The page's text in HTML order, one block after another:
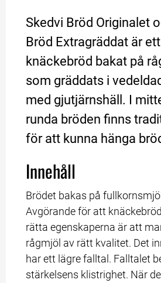
Skedvi Bröd Originalet
Bröd Extragräddat är
knäckebröd bakat på
som gräddats i
med gjutjärnshäll. I
runda bröden finns
för att kunna hänga
Innehåll
Brödet bakas på
Avgörande för att
rätta egenskaperna är att
rågmjöl av rätt kvalitet. Det
har ett lägre falltal. Falltalet
stärkelsens klistrighet. När